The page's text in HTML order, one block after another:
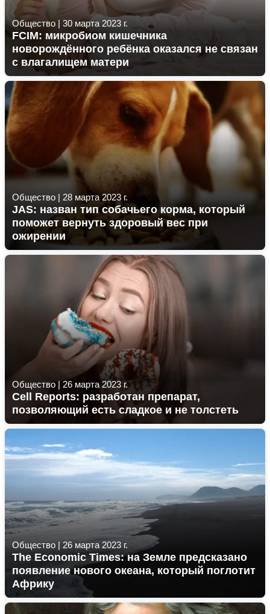
Общество | 30 марта 2023 г.
FCIM: микробиом кишечника
новорождённого ребёнка оказался не связан
с влагалищем матери
Общество | 28 марта 2023 г.
JAS: назван тип собачьего корма, который
поможет вернуть здоровый вес при
ожирении
Общество | 26 марта 2023 г.
Cell Reports: разработан препарат,
позволяющий есть сладкое и не толстеть
Общество | 26 марта 2023 г.
The Economic Times: на Земле предсказано
появление нового океана, который поглотит
Африку